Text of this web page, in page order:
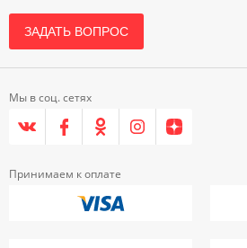
ЗАДАТЬ ВОПРОС
Мы в соц. сетях
Принимаем к оплате